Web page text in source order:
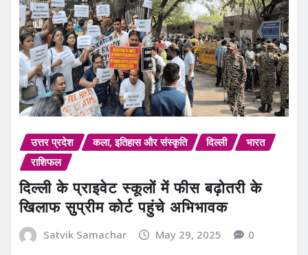
उत्तर प्रदेश कला, इतिहास और संस्कृति दिल्ली
भारत
राशिफल
दिल्ली के प्राइवेट स्कूलों में फीस बढ़ोतरी के
खिलाफ सुप्रीम कोर्ट पहुंचे अभिभावक
Satvik Samachar May 29, 2025 0